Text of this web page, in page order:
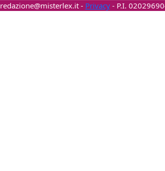
redazione@misterlex.it- Privacy- P.I.